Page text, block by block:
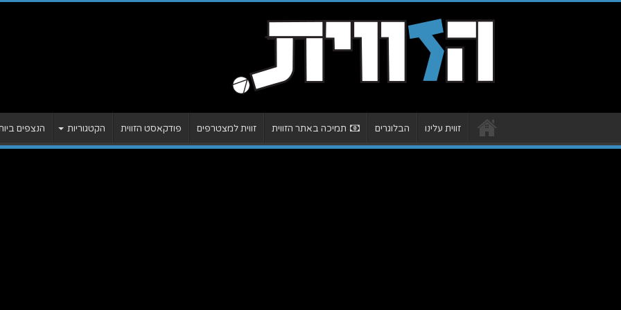
זווית עלינו הבלוגרים תמיכה באתר הזווית זווית למצטרפים פודקאסט הזווית הקטגוריות הנצפים